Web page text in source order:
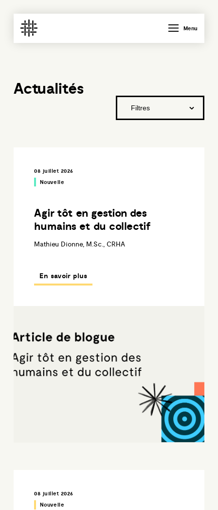
Menu
Actualités
08 juillet 2026
Nouvelle
Agir tôt en gestion des
humains et du collectif
Mathieu Dionne, M.Sc., CRHA
En savoir plus
08 juillet 2026
Nouvelle